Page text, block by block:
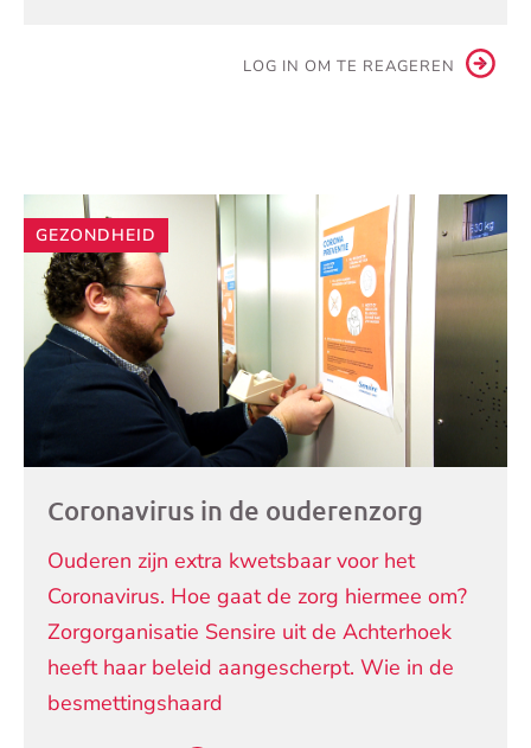
LOG IN OM TE REAGEREN
Andere
artikelen
GEZONDHEID
Coronavirus in de ouderenzorg
Ouderen zijn extra kwetsbaar voor het
Coronavirus. Hoe gaat de zorg hiermee om?
Zorgorganisatie Sensire uit de Achterhoek
heeft haar beleid aangescherpt. Wie in de
besmettingshaard